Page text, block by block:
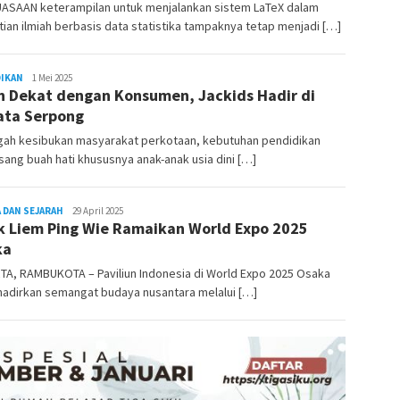
keterampilan untuk menjalankan sistem LaTeX dalam
ilmiah berbasis data statistika tampaknya tetap menjadi […]
REDAKSI
RAMBUKOTA
1 Mei 2025
Dekat dengan Konsumen, Jackids Hadir di
Serpong
kesibukan masyarakat perkotaan, kebutuhan pendidikan
buah hati khususnya anak-anak usia dini […]
DAN SEJARAH REDAKSI
RAMBUKOTA
29 April 2025
Liem Ping Wie Ramaikan World Expo 2025
RAMBUKOTA – Paviliun Indonesia di World Expo 2025 Osaka
semangat budaya nusantara melalui […]